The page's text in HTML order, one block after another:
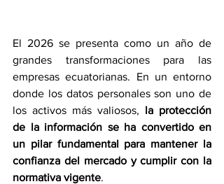
El 2026 se presenta como un año de
grandes transformaciones para las
empresas ecuatorianas. En un entorno
donde los datos personales son uno de
los activos más valiosos, la protección
de la información se ha convertido en
un pilar fundamental para mantener la
confianza del mercado y cumplir con la
normativa vigente.